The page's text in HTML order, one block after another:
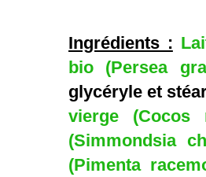
Ingrédients :
bio (Persea
glycéryle et
vierge
(Simmondsia
(Pimenta